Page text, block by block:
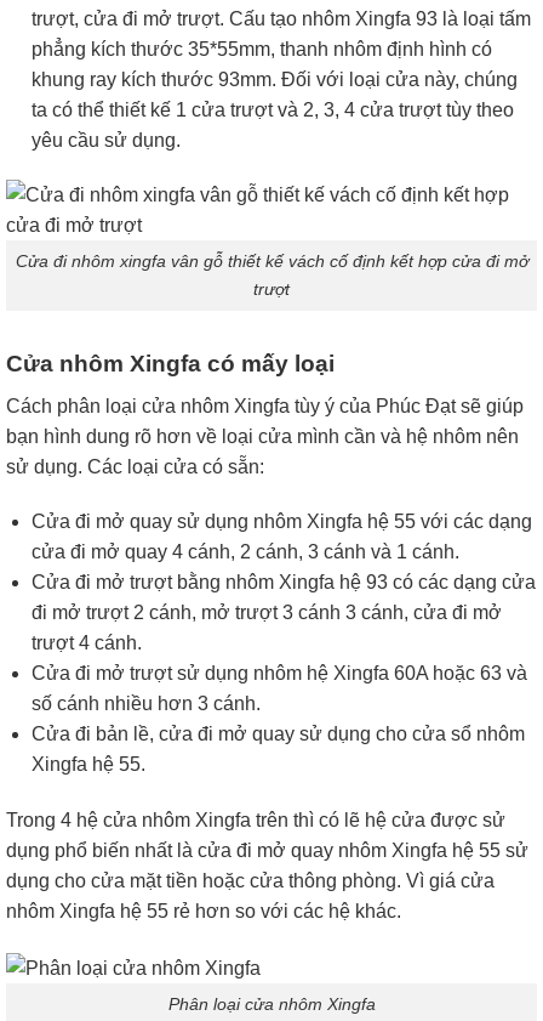
trượt, cửa đi mở trượt. Cấu tạo nhôm Xingfa 93 là loại tấm
phẳng kích thước 35*55mm, thanh nhôm định hình có
khung ray kích thước 93mm. Đối với loại cửa này, chúng
ta có thể thiết kế 1 cửa trượt và 2, 3, 4 cửa trượt tùy theo
yêu cầu sử dụng.
Cửa đi nhôm xingfa vân gỗ thiết kế vách cố định kết hợp cửa đi mở
trượt
Cửa nhôm Xingfa có mấy loại
Cách phân loại cửa nhôm Xingfa tùy ý của Phúc Đạt sẽ giúp
bạn hình dung rõ hơn về loại cửa mình cần và hệ nhôm nên
sử dụng. Các loại cửa có sẵn:
Cửa đi mở quay sử dụng nhôm Xingfa hệ 55 với các dạng
cửa đi mở quay 4 cánh, 2 cánh, 3 cánh và 1 cánh.
Cửa đi mở trượt bằng nhôm Xingfa hệ 93 có các dạng cửa
đi mở trượt 2 cánh, mở trượt 3 cánh 3 cánh, cửa đi mở
trượt 4 cánh.
Cửa đi mở trượt sử dụng nhôm hệ Xingfa 60A hoặc 63 và
số cánh nhiều hơn 3 cánh.
Cửa đi bản lề, cửa đi mở quay sử dụng cho cửa sổ nhôm
Xingfa hệ 55.
Trong 4 hệ cửa nhôm Xingfa trên thì có lẽ hệ cửa được sử
dụng phổ biến nhất là cửa đi mở quay nhôm Xingfa hệ 55 sử
dụng cho cửa mặt tiền hoặc cửa thông phòng. Vì giá cửa
nhôm Xingfa hệ 55 rẻ hơn so với các hệ khác.
Phân loại cửa nhôm Xingfa